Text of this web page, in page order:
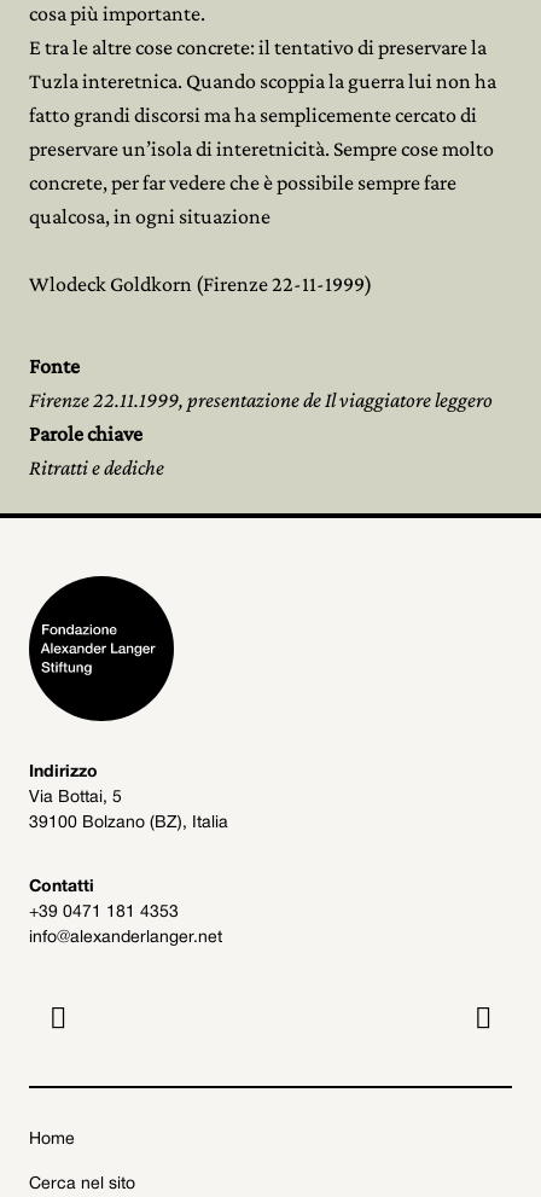
cosa più importante.
E tra le altre cose concrete: il tentativo di preservare la
Tuzla interetnica. Quando scoppia la guerra lui non ha
fatto grandi discorsi ma ha semplicemente cercato di
preservare un’isola di interetnicità. Sempre cose molto
concrete, per far vedere che è possibile sempre fare
qualcosa, in ogni situazione
Wlodeck Goldkorn (Firenze 22-11-1999)
Fonte
Firenze 22.11.1999, presentazione de Il viaggiatore leggero
Parole chiave
Ritratti e dediche
Indirizzo
Via Bottai, 5
39100 Bolzano (BZ), Italia
Contatti
+39 0471 181 4353
info@alexanderlanger.net
 
Home
Cerca nel sito